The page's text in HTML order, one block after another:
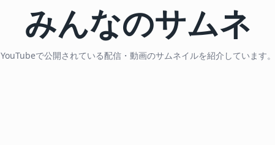
みんなのサムネ
YouTubeで公開されている配信・動画のサムネイルを紹介しています。